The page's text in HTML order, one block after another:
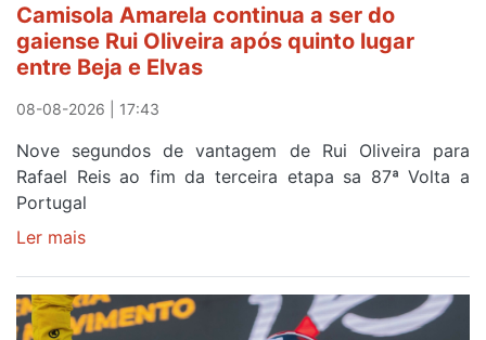
Camisola Amarela continua a ser do
gaiense Rui Oliveira após quinto lugar
entre Beja e Elvas
08-08-2026 | 17:43
Nove segundos de vantagem de Rui Oliveira para
Rafael Reis ao fim da terceira etapa sa 87ª Volta a
Portugal
Ler mais
continua